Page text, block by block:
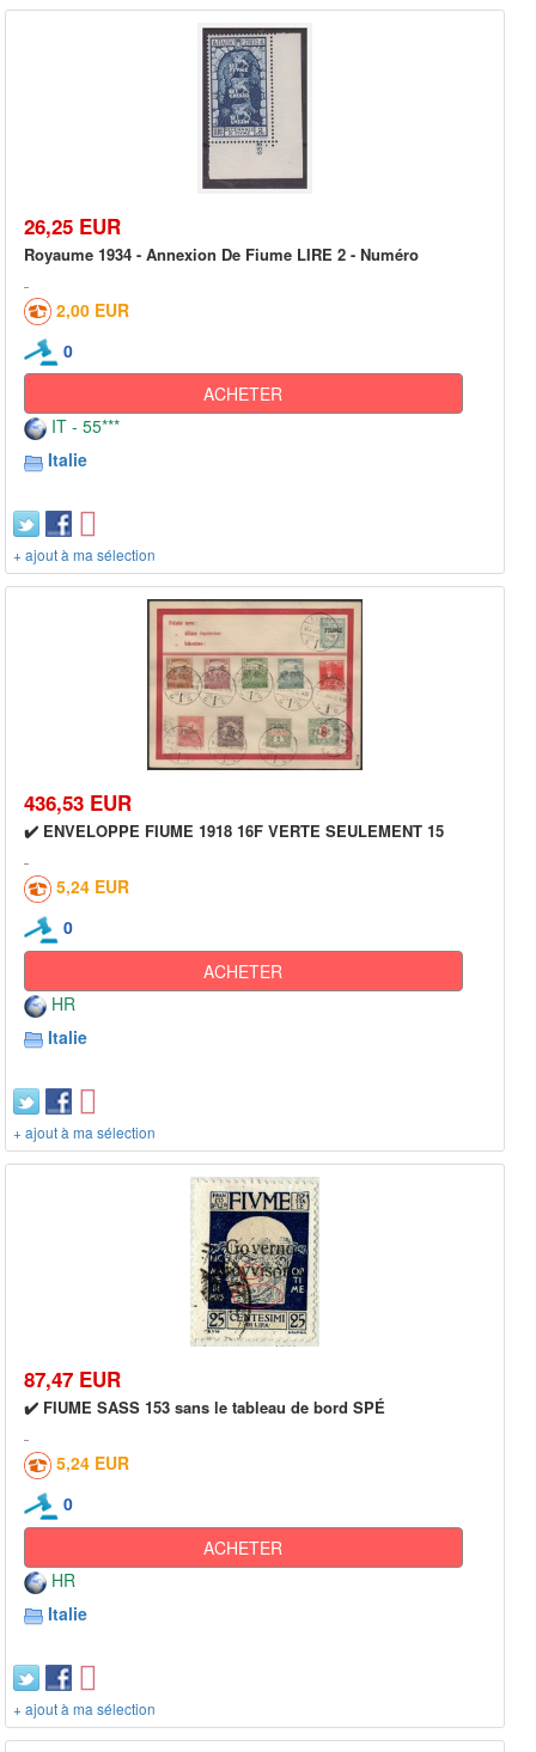
26,25 EUR
Royaume 1934 - Annexion De Fiume LIRE 2 - Numéro
2,00 EUR
0
ACHETER
IT - 55***
Italie
+ ajout à ma sélection
436,53 EUR
✔️ ENVELOPPE FIUME 1918 16F VERTE SEULEMENT 15
5,24 EUR
0
ACHETER
HR
Italie
+ ajout à ma sélection
87,47 EUR
✔️ FIUME SASS 153 sans le tableau de bord SPÉ
5,24 EUR
0
ACHETER
HR
Italie
+ ajout à ma sélection